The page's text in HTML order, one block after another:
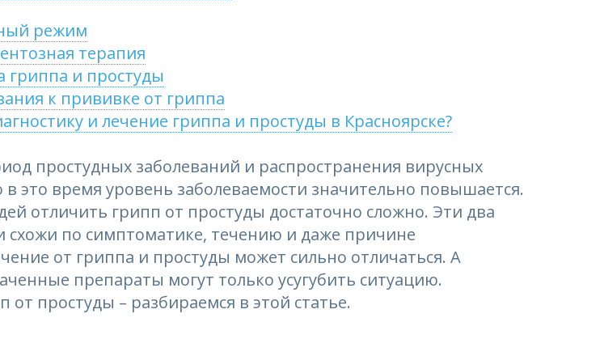
режим
терапия
гриппа и простуды
к прививке от гриппа
и лечение гриппа и простуды в Красноярске?
простудных заболеваний и распространения вирусных
это время уровень заболеваемости значительно повышается.
отличить грипп от простуды достаточно сложно. Эти два
схожи по симптоматике, течению и даже причине
от гриппа и простуды может сильно отличаться. А
препараты могут только усугубить ситуацию.
от простуды – разбираемся в этой статье.